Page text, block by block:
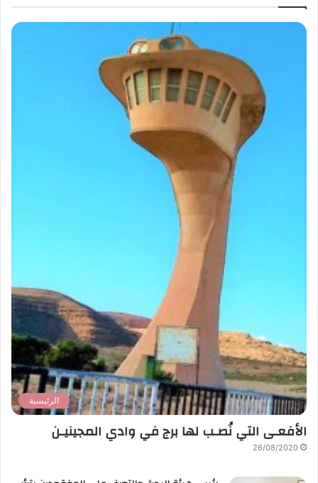
الرئيسية
الأفعـى التي نُصـب لها برج في وادي المجينيـن
26/08/2020